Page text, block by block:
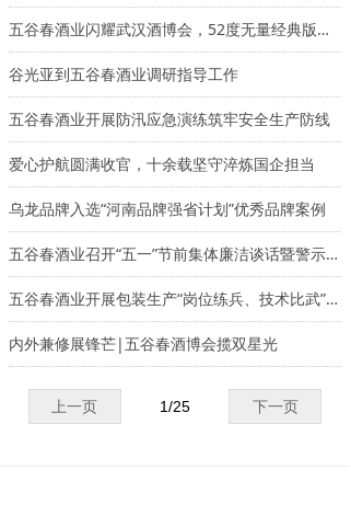
五谷春酒业闪耀武汉酒博会，52度无量经典版斩获“天觥奖”银奖
谷光亚到五谷春酒业调研指导工作
五谷春酒业开展防汛应急演练筑牢安全生产防线
爱心护航圆满收官，十余载坚守淬炼国企担当
乌龙品牌入选“河南品牌强省计划”优秀品牌案例
五谷春酒业召开“五一”节前集体廉洁谈话暨警示教育大会
五谷春酒业开展包装生产“岗位练兵、技术比武”技能竞赛
内外兼修展锋芒|五谷春酒博会揽双星光
上一页 下一页
1/25